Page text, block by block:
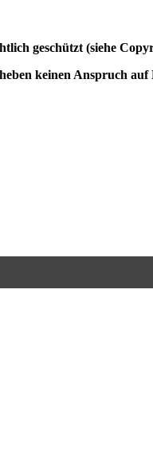
geschützt (siehe
keinen Anspruch